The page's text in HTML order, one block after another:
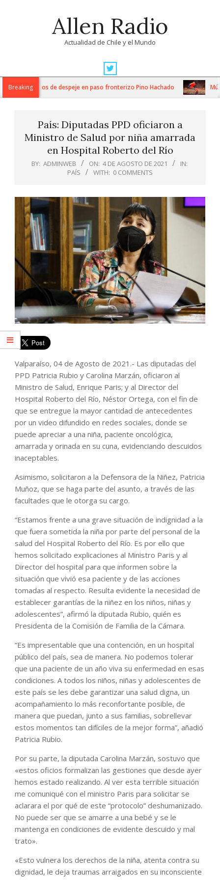
Allen Radio
Actualidad de Chile y el Mundo
Navigation
MenuBreaking
trabajos de despeje en paso fronterizo Pino Hachado
País: Diputadas PPD oficiaron a
Ministro de Salud por niña amarrada
en Hospital Roberto del Río
BY: ADMINWEB ON: 4 DE AGOSTO DE 2021
IN:
PAÍS
WITH: 0 COMMENTS
Valparaíso, 04 de Agosto de 2021.- Las diputadas del
PPD Patricia Rubio y Carolina Marzán, oficiaron al
Ministro de Salud, Enrique Paris; y al Director del
Hospital Roberto del Río, Néstor Ortega, con el fin de
que se entregue la mayor cantidad de antecedentes
por un video difundido en redes sociales, donde se
puede apreciar a una niña, paciente oncológica,
amarrada y orinada en su cuna, evidenciando descuidos
inaceptables.
Asimismo, solicitaron a la Defensora de la Niñez, Patricia
Muñoz, que se haga parte del asunto, a través de las
facultades que le otorga su cargo.
“Estamos frente a una grave situación de indignidad a la
que fuera sometida la niña por parte del personal de la
salud del Hospital Roberto del Río. Es por ello que
hemos solicitado explicaciones al Ministro Paris y al
Director del hospital para que informen sobre la
situación que vivió esa paciente y de las acciones
tomadas al respecto. Resulta evidente la necesidad de
establecer garantías de la niñez en los niños, niñas y
adolescentes”, afirmó la diputada Rubio, quién es
Presidenta de la Comisión de Familia de la Cámara.
“Es impresentable que una contención, en un hospital
público del país, sea de manera. No podemos tolerar
que una paciente de un año viva su enfermedad en esas
condiciones. A todos los niños, niñas y adolescentes de
este país se les debe garantizar una salud digna, un
acompañamiento lo más reconfortante posible, de
manera que puedan, junto a sus familias, sobrellevar
estos momentos tan difíciles de la mejor forma”, añadió
Patricia Rubio.
Por su parte, la diputada Carolina Marzán, sostuvo que
«estos oficios formalizan las gestiones que desde ayer
hemos estado realizando. Al ver esta terrible situación
me comuniqué con el ministro Paris para solicitar se
aclarara el por qué de este “protocolo” deshumanizado.
No puede ser que se amarre a una bebé y se le
mantenga en condiciones de evidente descuido y mal
trato».
«Esto vulnera los derechos de la niña, atenta contra su
dignidad, le deja traumas arraigados en su inconsciente